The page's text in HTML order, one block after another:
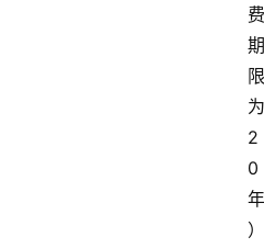
费
期
限
为
2
0
年
）